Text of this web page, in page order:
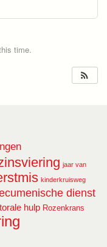
time.
jaar van
kinderkruisweg
dienst
hulp Rozenkrans